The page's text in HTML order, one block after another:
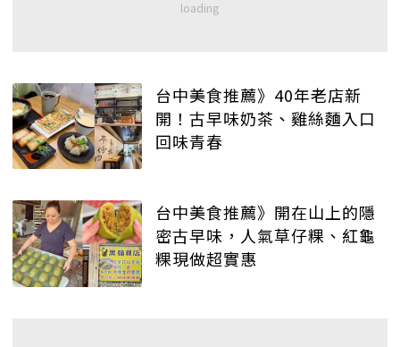
台中美食推薦》40年老店新
開！古早味奶茶、雞絲麵入口
回味青春
台中美食推薦》開在山上的隱
密古早味，人氣草仔粿、紅龜
粿現做超實惠